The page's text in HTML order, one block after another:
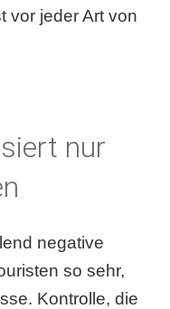
vor jeder Art von
nur
negative
so sehr,
Kontrolle, die